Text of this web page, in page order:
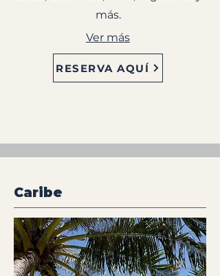
más.
Ver más
RESERVA AQUÍ
Caribe